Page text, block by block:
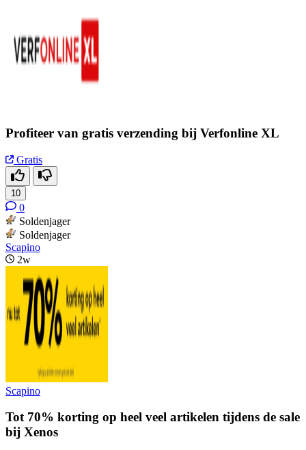
Profiteer van gratis verzending bij Verfonline XL
Gratis
10
0
Soldenjager
Soldenjager
Scapino
2w
Scapino
Tot 70% korting op heel veel artikelen tijdens de sale
bij Xenos